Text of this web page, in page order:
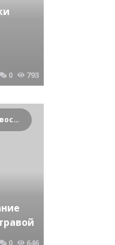
0 793
Криминальные новости Новосибирска и Сибирского региона
0 646